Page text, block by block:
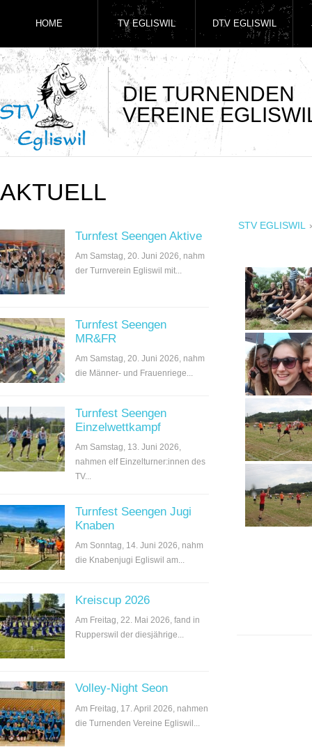
DIE TURNENDEN
VEREINE
HOME TV EGLISWIL DTV EGLISWIL
AKTUELL
Turnfest Seengen Aktive
Am Samstag, 20. Juni 2026, nahm
der Turnverein Egliswil mit...
Turnfest Seengen
MR&FR
Am Samstag, 20. Juni 2026, nahm
die Männer- und Frauenriege...
Turnfest Seengen
Einzelwettkampf
Am Samstag, 13. Juni 2026,
nahmen elf Einzelturner:innen des
TV...
Turnfest Seengen Jugi
Knaben
Am Sonntag, 14. Juni 2026, nahm
die Knabenjugi Egliswil am...
Kreiscup 2026
Am Freitag, 22. Mai 2026, fand in
Rupperswil der diesjährige...
Volley-Night Seon
Am Freitag, 17. April 2026, nahmen
die Turnenden Vereine Egliswil...
STV EGLISWIL